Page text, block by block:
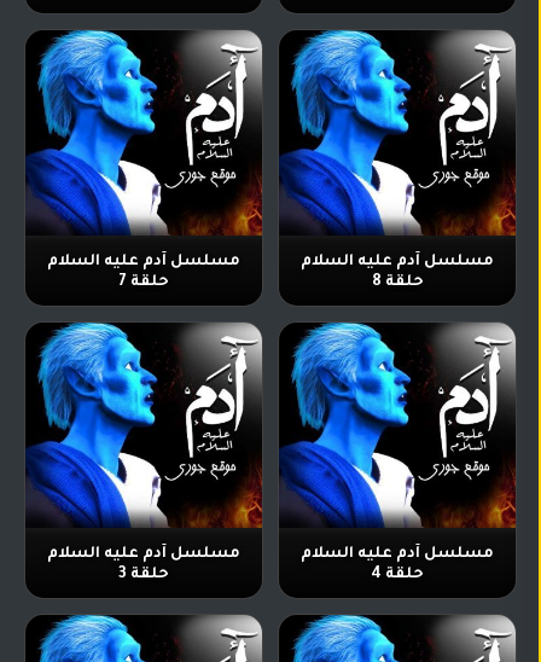
مسلسل آدم عليه السلام
حلقة 8
مسلسل آدم عليه السلام
حلقة 7
مسلسل آدم عليه السلام
حلقة 4
مسلسل آدم عليه السلام
حلقة 3